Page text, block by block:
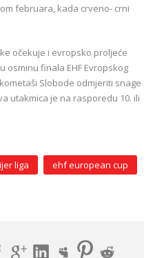
februara, kada crveno- crni
očekuje i evropsko proljeće
osminu finala EHF Evropskog
Slobode odmjeriti snage
utakmica je na rasporedu 10. ili
liga
ehf european cup